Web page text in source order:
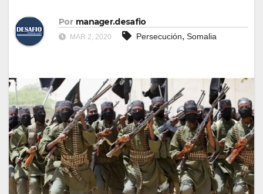
Por manager.desafio
MAR 2, 2020 Persecución, Somalia